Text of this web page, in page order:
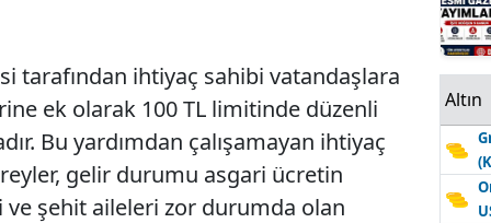
tarafından ihtiyaç sahibi vatandaşlara
ek olarak 100 TL limitinde düzenli
Bu yardımdan çalışamayan ihtiyaç
gelir durumu asgari ücretin
ve şehit aileleri zor durumda olan
Altın